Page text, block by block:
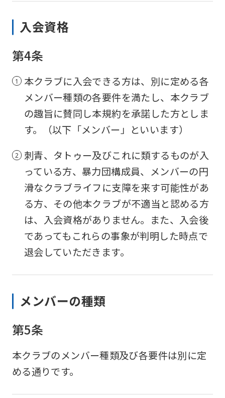
入会資格
第4条
本クラブに入会できる方は、別に定める各
メンバー種類の各要件を満たし、本クラブ
の趣旨に賛同し本規約を承諾した方としま
す。（以下「メンバー」といいます）
刺青、タトゥー及びこれに類するものが入
っている方、暴力団構成員、メンバーの円
滑なクラブライフに支障を来す可能性があ
る方、その他本クラブが不適当と認める方
は、入会資格がありません。また、入会後
であってもこれらの事象が判明した時点で
退会していただきます。
メンバーの種類
第5条
本クラブのメンバー種類及び各要件は別に定
める通りです。